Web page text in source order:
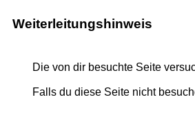
Weiterleitungshinweis
Die von dir besuchte Seite
Falls du diese Seite nicht